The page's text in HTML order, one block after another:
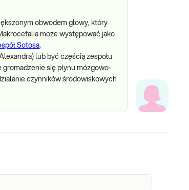
obwodem głowy, który
może występować jako
Sotosa,
lub być częścią zespołu
się płynu mózgowo-
czynników środowiskowych